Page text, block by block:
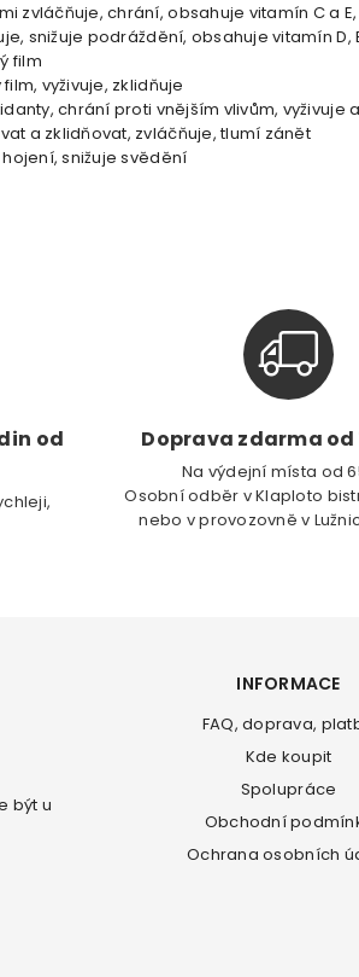
zvláčňuje, chrání, obsahuje vitamín C a
snižuje podráždění, obsahuje vitamín D,
film
vyživuje, zklidňuje
chrání proti vnějším vlivům,
a zklidňovat, zvláčňuje, tlumí zánět
snižuje svědění
od
Doprava zdarma od
Na výdejní místa od
Osobní odběr v Klaploto
nebo v provozovně v
být u
INFORMACE
FAQ, doprava,
Kde koupit
Spolupráce
Obchodní
Ochrana osobních